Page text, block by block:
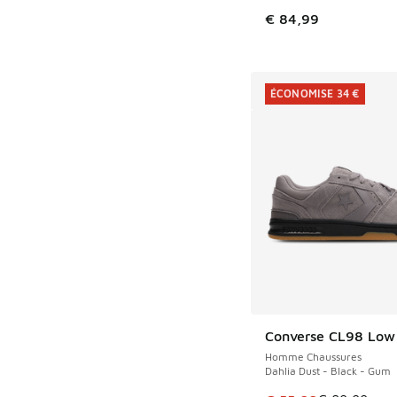
€ 84,99
Converse CL98 Low
Homme Chaussures
Dahlia Dust - Black - Gum
ÉCONOMISE 34 €
ÉCONOMISE 34 €